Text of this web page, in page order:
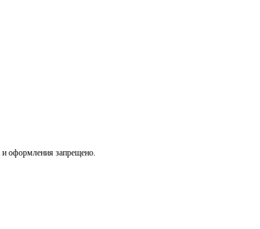
и оформления запрещено.